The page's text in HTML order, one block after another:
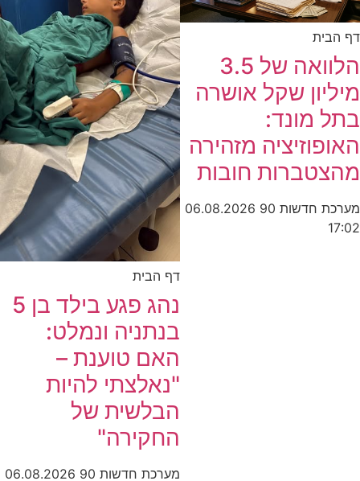
דף הבית
הלוואה של 3.5
מיליון שקל אושרה
בתל מונד:
האופוזיציה מזהירה
מהצטברות חובות
מערכת חדשות 90
06.08.2026
17:02
דף הבית
נהג פגע בילד בן 5
בנתניה ונמלט:
האם טוענת –
"נאלצתי להיות
הבלשית של
החקירה"
מערכת חדשות 90
06.08.2026